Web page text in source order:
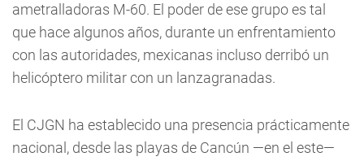
ametralladoras M-60. El poder de ese grupo es tal
que hace algunos años, durante un enfrentamiento
con las autoridades, mexicanas incluso derribó un
helicóptero militar con un lanzagranadas.
El CJGN ha establecido una presencia prácticamente
nacional, desde las playas de Cancún —en el este—